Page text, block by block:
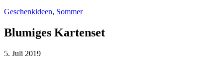
Geschenkideen, Sommer
Blumiges Kartenset
5. Juli 2019